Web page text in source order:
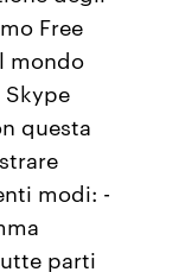
Free
mondo
questa
modi: -
parti